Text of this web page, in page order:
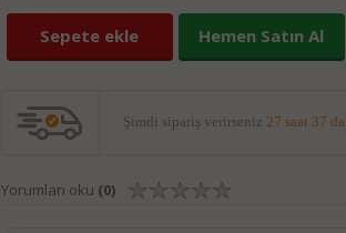
Sepete ekle Hemen Satın Al
Şimdi sipariş verirseniz 27 saat 37
Yorumları oku (0)